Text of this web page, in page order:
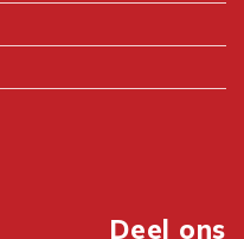
Deel ons